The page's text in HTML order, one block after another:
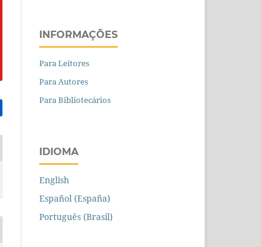
INFORMAÇÕES
Para Leitores
Para Autores
Para Bibliotecários
IDIOMA
English
Español (España)
Português (Brasil)